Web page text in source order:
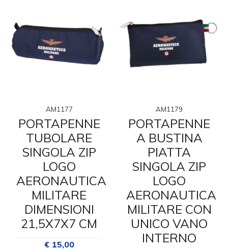
AM1177
PORTAPENNE
TUBOLARE
SINGOLA ZIP
LOGO
AERONAUTICA
MILITARE
DIMENSIONI
21,5X7X7 CM
€ 15,00
AM1179
PORTAPENNE
A BUSTINA
PIATTA
SINGOLA ZIP
LOGO
AERONAUTICA
MILITARE CON
UNICO VANO
INTERNO